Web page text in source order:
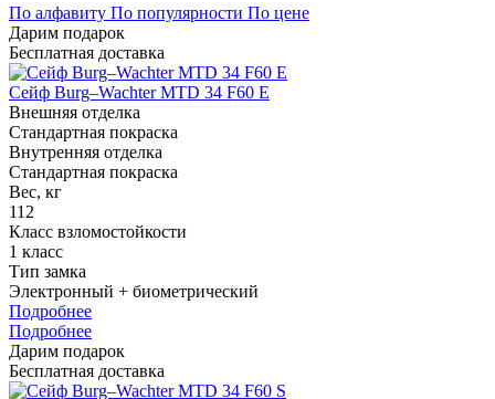
По алфавиту По популярности По цене
Дарим подарок
Бесплатная доставка
Сейф Burg–Wachter MTD 34 F60 E
Внешняя отделка
Стандартная покраска
Внутренняя отделка
Стандартная покраска
Вес, кг
112
Класс взломостойкости
1 класс
Тип замка
Электронный + биометрический
Подробнее
Подробнее
Дарим подарок
Бесплатная доставка